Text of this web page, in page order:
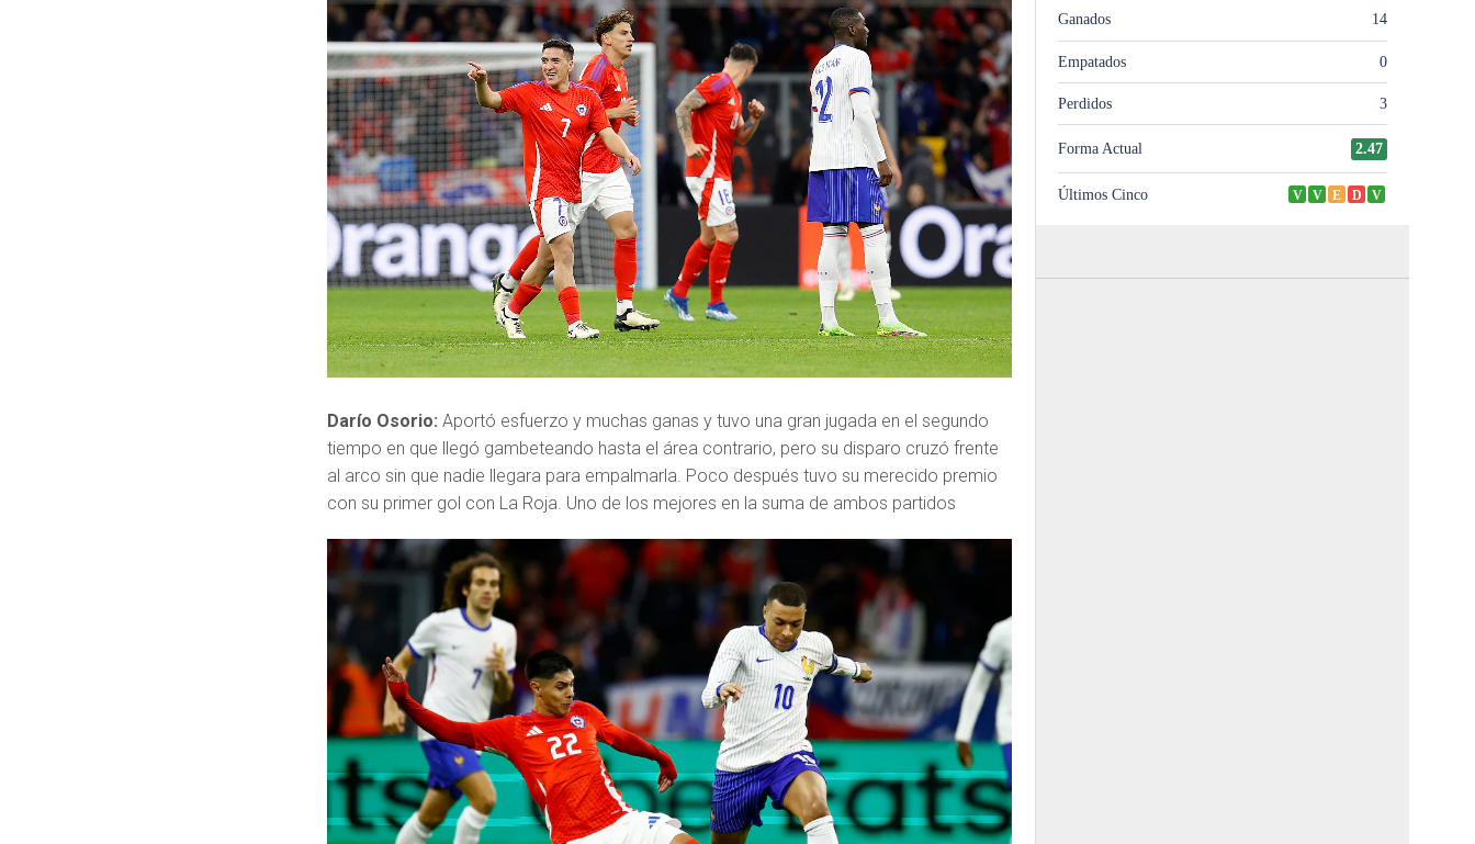
Darío Osorio:Aportó esfuerzo y muchas ganas y tuvo una gran jugada en el segundo
tiempo en que llegó gambeteando hasta el área contrario, pero su disparo cruzó frente
al arco sin que nadie llegara para empalmarla. Poco después tuvo su merecido premio
con su primer gol con La Roja. Uno de los mejores en la suma de ambos partidos